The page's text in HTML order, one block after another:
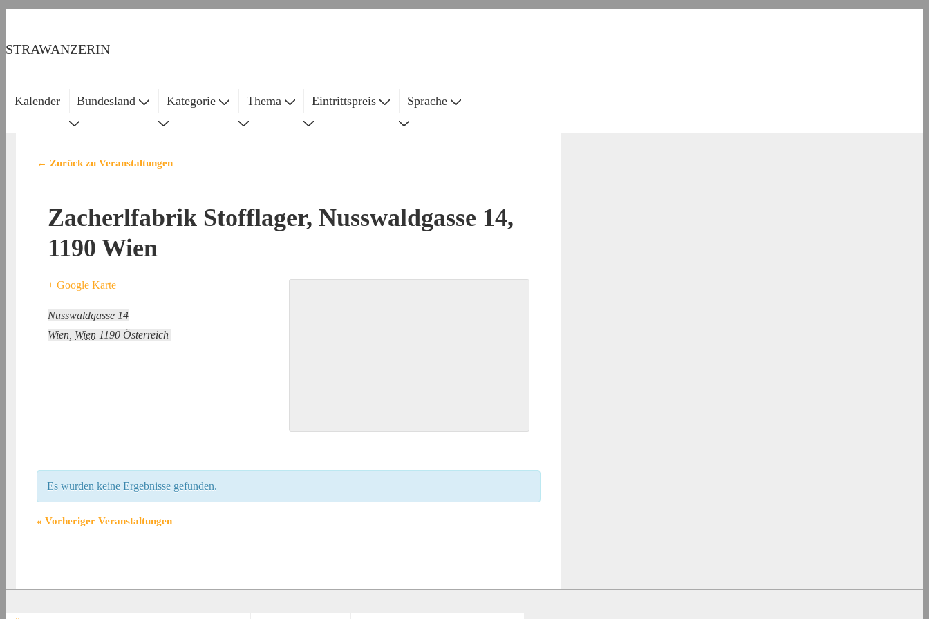
STRAWANZERIN
Kalender Bundesland Kategorie Thema Eintrittspreis Sprache
← Zurück zu Veranstaltungen
Zacherlfabrik Stofflager, Nusswaldgasse 14,
1190 Wien
+ Google Karte
Nusswaldgasse 14
Wien Wien 1190 Österreich
Es wurden keine Ergebnisse gefunden.
« Vorheriger Veranstaltungen